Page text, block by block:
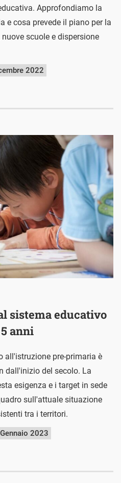
Approfondiamo la
e cosa prevede il piano per la
scuole e dispersione
2022
sistema educativo
anni
all'istruzione pre-primaria è
dall'inizio del secolo. La
esigenza e i target in sede
sull'attuale situazione
tra i territori.
2023